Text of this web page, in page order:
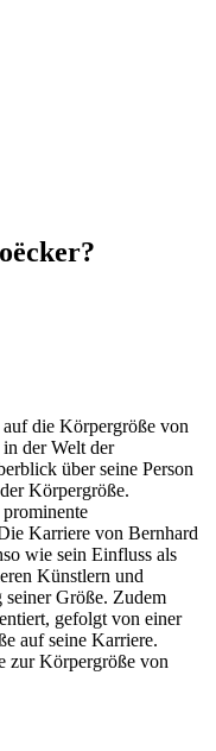
die Körpergröße von
der Welt der
über seine Person
Körpergröße.
Karriere von Bernhard
wie sein Einfluss als
Künstlern und
Größe. Zudem
gefolgt von einer
auf seine Karriere.
zur Körpergröße von